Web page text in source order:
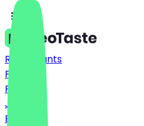
Restaurants
Preise
FAQ
Jobs
Blog